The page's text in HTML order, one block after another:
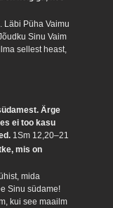
Läbi Püha Vaimu
Sinu Vaim
sellest heast,
Ärge
ei too kasu
1Sm 12,20–21
mis on
mida
Sinu südame!
kui see maailm